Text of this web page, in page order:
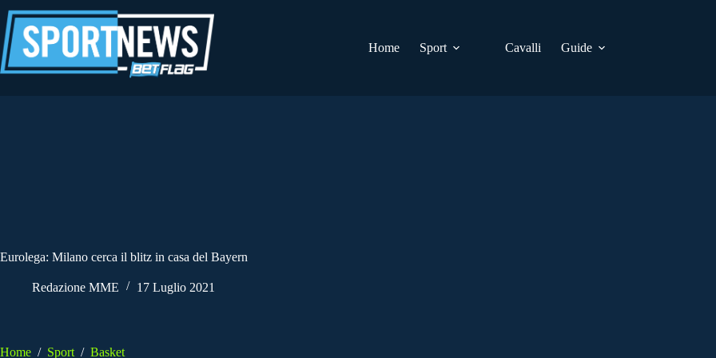
al
contenuto
Home
Sport Cavalli Guide
Eurolega: Milano cerca il blitz in casa del Bayern
Redazione MME 17 Luglio 2021
Home / Sport / Basket